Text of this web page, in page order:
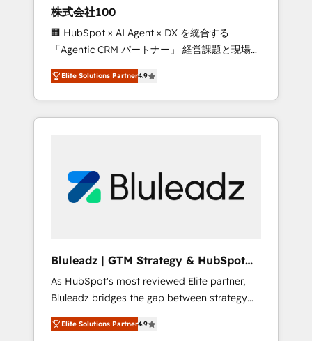
from any legacy CRM. Zero downtime, full
data integrity. ➤ Implementation: Configure
HubSpot to run your revenue process. Sales,
marketing, and service wired together. ➤ AI
and Integrations: Layer Breeze AI, custom
agents, and APIs to remove manual work. ➤
Ongoing Management: Monthly tune-ups,
portal? We are built for the work.
株式会社100
🏢 HubSpot × AI Agent × DX を統合する
「Agentic CRM パートナー」 経営課題と現場業
務をつなぐAIネイティブ・エージェンシーとし
て、HubSpot Eliteの実装力で顧客フロント業務
を再設計します。 💡 100inc は何をする会社
か？ HubSpotを共通基盤に、AIエージェントを
部・グループ会社・部門が分立する組織で、デ
ータと業務プロセスのサイロ化を、CRMを軸と
ら、GTMの見える化・自動化まで。全Hub統合
運用、データ品質設計、グループ横断のCRM統
合に対応します。 2️⃣ AIエージェント組織構築
営業・マーケティング業務の一部をAIが自律実
行する組織への移行を設計・実装。Breeze・
Elite Solutions Partner4.9
Bluleadz | GTM Strategy & HubSpot
Implementation
As HubSpot's most reviewed Elite partner,
Bluleadz bridges the gap between strategy
and execution. We don't just "set up tools" —
we install the GTM Operating System (GTM
Elite Solutions Partner4.9